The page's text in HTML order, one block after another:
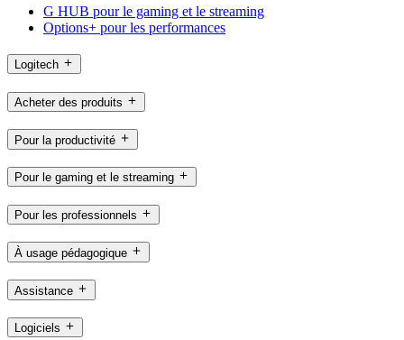
G HUB pour le gaming et le streaming
Options+ pour les performances
Logitech
Acheter des produits
Pour la productivité
Pour le gaming et le streaming
Pour les professionnels
À usage pédagogique
Assistance
Logiciels